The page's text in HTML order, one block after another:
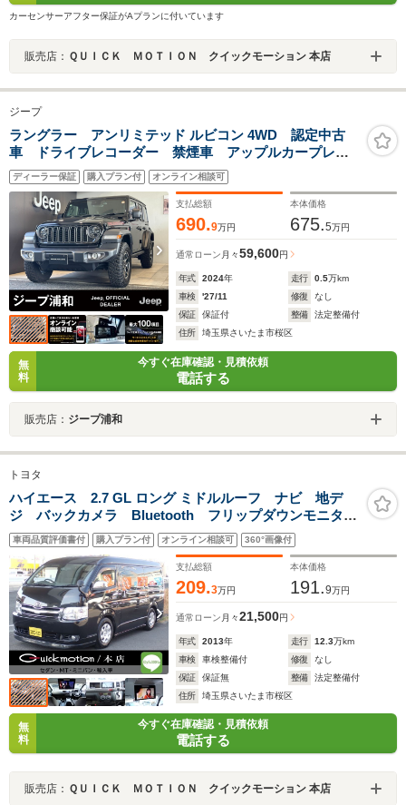
カーセンサーアフター保証がAプランに付いています
販売店： ＱＵＩＣＫ ＭＯＴＩＯＮ クイックモーション 本店
ジープ
ラングラー アンリミテッド ルビコン 4WD 認定中古
車 ドライブレコーダー 禁煙車 アップルカープレ
イ ブラインドスポットモニター シートヒーター ハ
ンドルヒーター
ディーラー保証 購入プラン付 オンライン相談可
支払総額
690.9万円
本体価格
675.5万円
通常ローン 月々59,600円
年式 2024年 走行 0.5万km
車検
'27/11 修復
なし
保証
保証付 整備
法定整備付
住所
埼玉県さいたま市桜区
無
料
今すぐ在庫確認・見積依頼
電話する
販売店： ジープ浦和
トヨタ
ハイエース 2.7 GL ロング ミドルルーフ ナビ 地デ
ジ バックカメラ Bluetooth フリップダウンモニタ
ー HKSマフラー ローダウン パワースライドドア
HIDヘッドライト フォグランプ フルエアロ ETC キ
ーレス 電動格納ミラー
車両品質評価書付 購入プラン付 オンライン相談可 360°画像付
支払総額
209.3万円
本体価格
191.9万円
通常ローン 月々21,500円
年式 2013年 走行 12.3万km
車検
車検整備付 修復
なし
保証
保証無 整備
法定整備付
住所
埼玉県さいたま市桜区
無
料
今すぐ在庫確認・見積依頼
電話する
販売店： ＱＵＩＣＫ ＭＯＴＩＯＮ クイックモーション 本店